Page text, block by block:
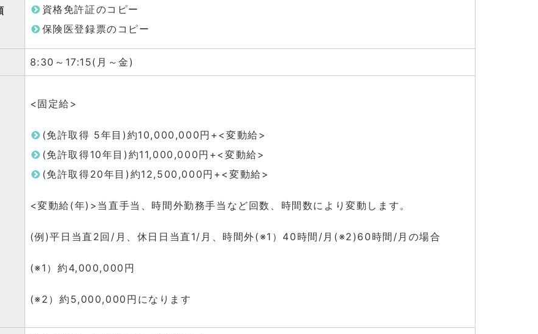
資格免許証のコピー
保険医登録票のコピー
8:30～17:15(月～金)
<固定給>
(免許取得 5年目)約10,000,000円+<変動給>
(免許取得10年目)約11,000,000円+<変動給>
(免許取得20年目)約12,500,000円+<変動給>
<変動給(年)>当直手当、時間外勤務手当など回数、時間数により変動します。
(例)平日当直2回/月、休日日当直1/月、時間外(※1）40時間/月(※2)60時間/月の場合
(※1）約4,000,000円
(※2）約5,000,000円になります